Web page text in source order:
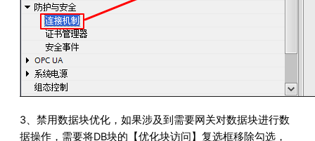
3、禁用数据块优化，如果涉及到需要网关对数据块进行数
据操作，需要将DB块的【优化块访问】复选框移除勾选，